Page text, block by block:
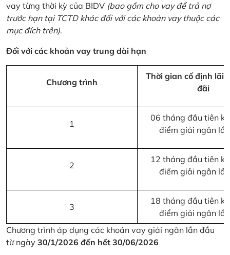
vay từng thời kỳ của BIDV (bao gồm cho vay để trả nợ
trước hạn tại TCTD khác đối với các khoản vay thuộc các
mục đích trên).
Đối với các khoản vay trung dài hạn
Chương trình
Thời gian cố định lãi
đãi
1
06 tháng đầu tiên
điểm giải ngân
2
12 tháng đầu tiên
điểm giải ngân
3
18 tháng đầu tiên
điểm giải ngân
Chương trình áp dụng các khoản vay giải ngân lần đầu
từ ngày 30/1/2026 đến hết 30/06/2026